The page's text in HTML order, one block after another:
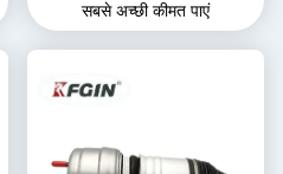
स्थापना
सबसे अच्छी कीमत पाएं